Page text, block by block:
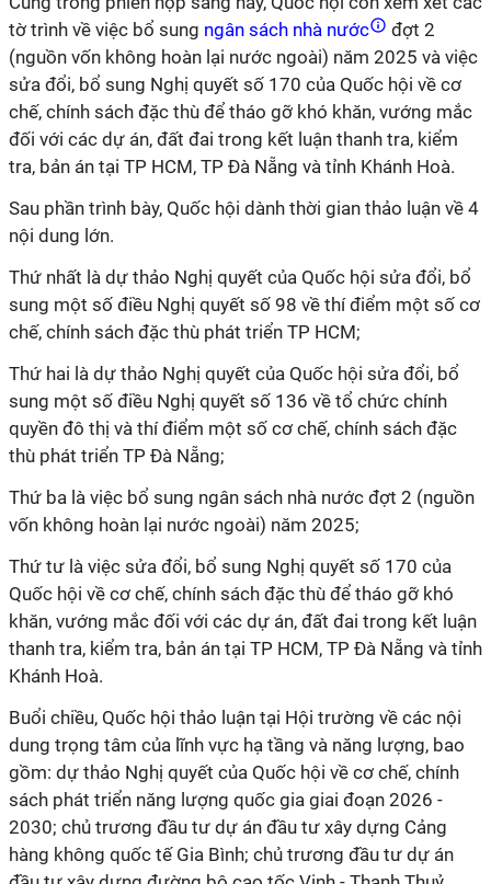
tờ trình về việc bổ sung ngân sách nhà nước
đợt 2
(nguồn vốn không hoàn lại nước ngoài) năm 2025 và việc
sửa đổi, bổ sung Nghị quyết số 170 của Quốc hội về cơ
chế, chính sách đặc thù để tháo gỡ khó khăn, vướng mắc
đối với các dự án, đất đai trong kết luận thanh tra, kiểm
tra, bản án tại TP HCM, TP Đà Nẵng và tỉnh Khánh Hoà.
Sau phần trình bày, Quốc hội dành thời gian thảo luận về 4
nội dung lớn.
Thứ nhất là dự thảo Nghị quyết của Quốc hội sửa đổi, bổ
sung một số điều Nghị quyết số 98 về thí điểm một số cơ
chế, chính sách đặc thù phát triển TP HCM;
Thứ hai là dự thảo Nghị quyết của Quốc hội sửa đổi, bổ
sung một số điều Nghị quyết số 136 về tổ chức chính
quyền đô thị và thí điểm một số cơ chế, chính sách đặc
thù phát triển TP Đà Nẵng;
Thứ ba là việc bổ sung ngân sách nhà nước đợt 2 (nguồn
vốn không hoàn lại nước ngoài) năm 2025;
Thứ tư là việc sửa đổi, bổ sung Nghị quyết số 170 của
Quốc hội về cơ chế, chính sách đặc thù để tháo gỡ khó
khăn, vướng mắc đối với các dự án, đất đai trong kết luận
thanh tra, kiểm tra, bản án tại TP HCM, TP Đà Nẵng và tỉnh
Khánh Hoà.
Buổi chiều, Quốc hội thảo luận tại Hội trường về các nội
dung trọng tâm của lĩnh vực hạ tầng và năng lượng, bao
gồm: dự thảo Nghị quyết của Quốc hội về cơ chế, chính
sách phát triển năng lượng quốc gia giai đoạn 2026 -
2030; chủ trương đầu tư dự án đầu tư xây dựng Cảng
hàng không quốc tế Gia Bình; chủ trương đầu tư dự án